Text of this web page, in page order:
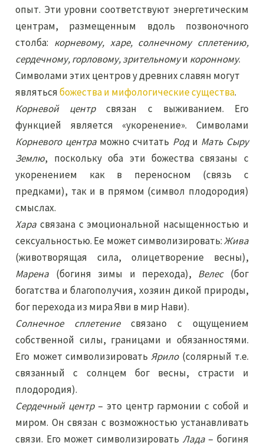
опыт. Эти уровни соответствуют энергетическим
центрам, размещенным вдоль позвоночного
столба: корневому, харе, солнечному сплетению,
сердечному, горловому, зрительномуи коронному.
Символами этих центров у древних славян могут
являтьсябожества и мифологические существа.
Корневой центрсвязан с выживанием. Его
функцией является «укоренение». Символами
Корневого центраможно считать Роди Мать Сыру
Землю, поскольку оба эти божества связаны с
укоренением как в переносном (связь с
предками), так и в прямом (символ плодородия)
смыслах.
Хара связана с эмоциональной насыщенностью и
сексуальностью. Ее может символизировать:Жива
(животворящая сила, олицетворение весны),
Марена (богиня зимы и перехода), Велес(бог
богатства и благополучия, хозяин дикой природы,
бог перехода из мира Яви в мир Нави).
Солнечное сплетениесвязано с ощущением
собственной силы, границами и обязанностями.
Его может символизироватьЯрило(солярный т.е.
связанный с солнцем бог весны, страсти и
плодородия).
Сердечный центр– это центр гармонии с собой и
миром. Он связан с возможностью устанавливать
связи. Его может символизировать Лада– богиня